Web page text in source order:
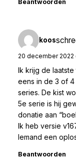
Beantwoorden
koos
20 december 2022
Ik krijg de
eens in de 3 of
series. De kist
5e serie is hij
donatie aan
Ik heb versie
Iemand een
Beantwoorden